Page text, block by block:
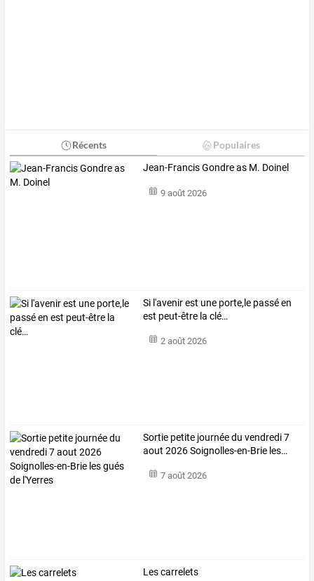
Récents Populaires
Jean-Francis Gondre as M. Doinel
9 août 2026
Si l'avenir est une porte,le passé en
est peut-être la clé…
2 août 2026
Sortie petite journéedu vendredi7
aout 2026Soignolles-en-Brie les…
7 août 2026
Les carrelets